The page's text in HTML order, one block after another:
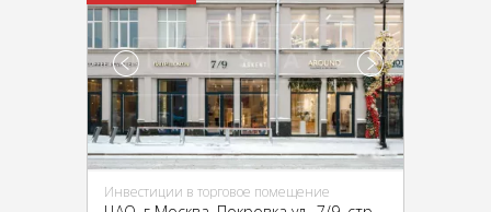
Инвестиции в торговое помещение